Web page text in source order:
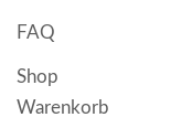
FAQ
Shop
Warenkorb